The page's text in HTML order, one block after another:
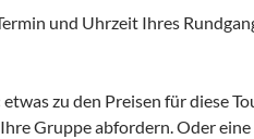
und Uhrzeit Ihres
zu den Preisen für diese
Gruppe abfordern. Oder